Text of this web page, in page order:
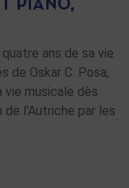
PIANO,
ans de sa vie
de Oskar C. Posa,
vie musicale dès
de l'Autriche par les